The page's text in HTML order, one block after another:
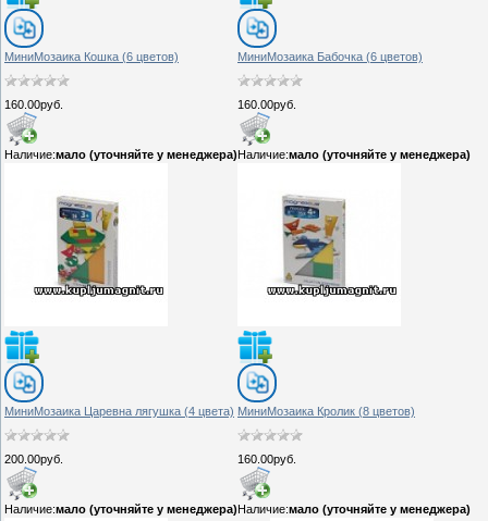
МиниМозаика Кошка (6 цветов)
160.00руб.
Наличие:мало (уточняйте у менеджера)
МиниМозаика Бабочка (6 цветов)
160.00руб.
Наличие:мало (уточняйте у менеджера)
МиниМозаика Царевна лягушка (4 цвета)
200.00руб.
Наличие:мало (уточняйте у менеджера)
МиниМозаика Кролик (8 цветов)
160.00руб.
Наличие:мало (уточняйте у менеджера)